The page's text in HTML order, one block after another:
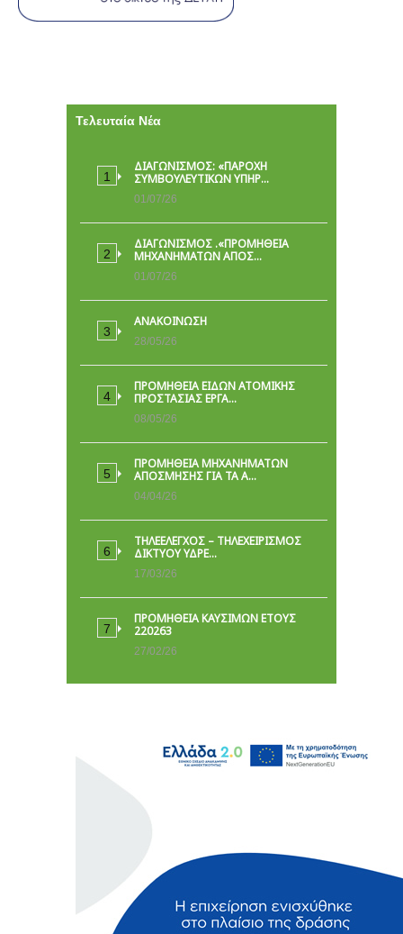
Τελευταία Νέα
ΔΙΑΓΩΝΙΣΜΟΣ: «ΠΑΡΟΧΉ
ΣΥΜΒΟΥΛΕΥΤΙΚΏΝ ΥΠΗΡ…
01/07/26
ΔΙΑΓΩΝΙΣΜΟΣ .«ΠΡΟΜΗΘΕΙΑ
ΜΗΧΑΝΗΜΑΤΩΝ ΑΠΟΣ…
01/07/26
ΑΝΑΚΟΙΝΩΣΗ
28/05/26
ΠΡΟΜΉΘΕΙΑ ΕΙΔΏΝ ΑΤΟΜΙΚΉΣ
ΠΡΟΣΤΑΣΊΑΣ ΕΡΓΑ…
08/05/26
ΠΡΟΜΗΘΕΙΑ ΜΗΧΑΝΗΜΑΤΩΝ
ΑΠΟΣΜΗΣΗΣ ΓΙΑ ΤΑ Α…
04/04/26
ΤΗΛΕΕΛΕΓΧΟΣ – ΤΗΛΕΧΕΙΡΙΣΜΟΣ
ΔΙΚΤΥΟΥ ΥΔΡΕ…
17/03/26
ΠΡΟΜΗΘΕΙΑ ΚΑΥΣΙΜΩΝ ΕΤΟΥΣ
220263
27/02/26